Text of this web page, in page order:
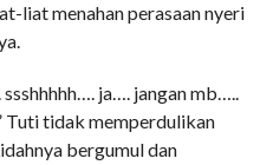
liat menahan perasaan nyeri
ja…. jangan mb…..
Tuti tidak memperdulikan
bergumul dan